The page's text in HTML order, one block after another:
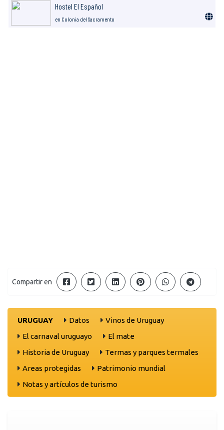
Hostel El Español
en Colonia del Sacramento
Compartir en
URUGUAY Datos
Vinos de Uruguay
El carnaval uruguayo
El mate
Historia de Uruguay
Termas y parques termales
Areas protegidas
Patrimonio mundial
Notas y artículos de turismo